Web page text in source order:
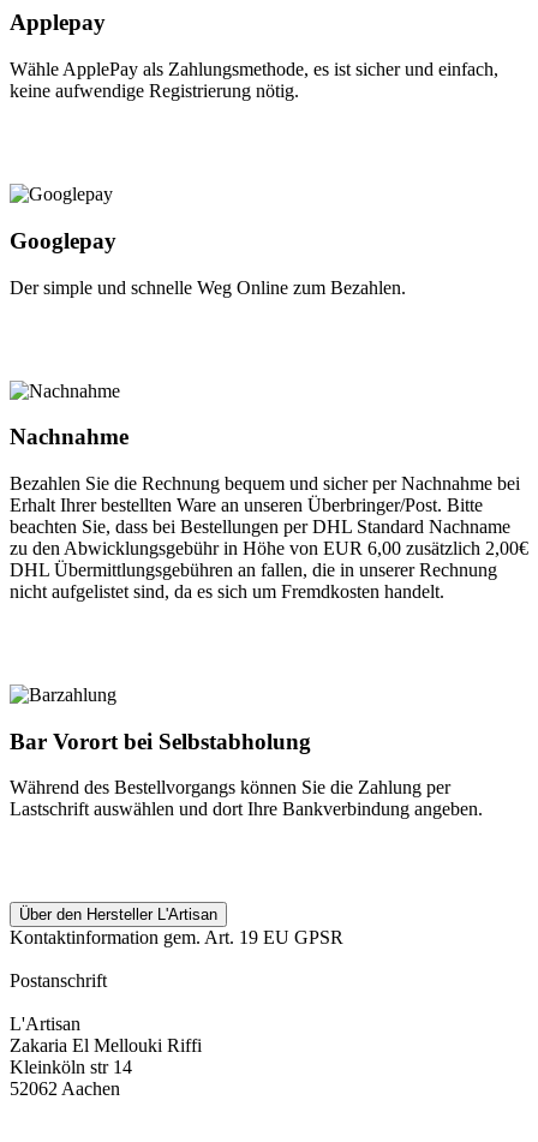
Applepay
Wähle ApplePay als Zahlungsmethode, es ist sicher und einfach,
keine aufwendige Registrierung nötig.
Googlepay
Der simple und schnelle Weg Online zum Bezahlen.
Nachnahme
Bezahlen Sie die Rechnung bequem und sicher per Nachnahme bei
Erhalt Ihrer bestellten Ware an unseren Überbringer/Post. Bitte
beachten Sie, dass bei Bestellungen per DHL Standard Nachname
zu den Abwicklungsgebühr in Höhe von EUR 6,00 zusätzlich 2,00€
DHL Übermittlungsgebühren an fallen, die in unserer Rechnung
nicht aufgelistet sind, da es sich um Fremdkosten handelt.
Bar Vorort bei Selbstabholung
Während des Bestellvorgangs können Sie die Zahlung per
Lastschrift auswählen und dort Ihre Bankverbindung angeben.
Über den Hersteller L'Artisan
Kontaktinformation gem. Art. 19 EU GPSR
Postanschrift
L'Artisan
Zakaria El Mellouki Riffi
Kleinköln str 14
52062 Aachen